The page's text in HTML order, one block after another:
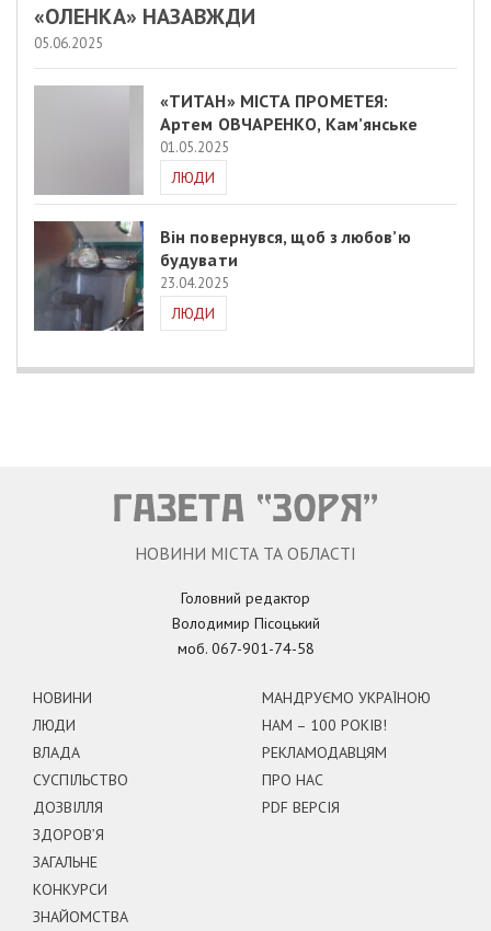
«ОЛЕНКА» НАЗАВЖДИ
05.06.2025
«ТИТАН» МІСТА ПРОМЕТЕЯ:
Артем ОВЧАРЕНКО, Кам’янське
01.05.2025
ЛЮДИ
Він повернувся, щоб з любов’ю
будувати
23.04.2025
ЛЮДИ
НОВИНИ МІСТА ТА ОБЛАСТІ
Головний редактор
Володимир Пісоцький
моб. 067-901-74-58
НОВИНИ
ЛЮДИ
ВЛАДА
СУСПІЛЬСТВО
ДОЗВІЛЛЯ
ЗДОРОВ’Я
ЗАГАЛЬНЕ
КОНКУРСИ
ЗНАЙОМСТВА
МАНДРУЄМО УКРАЇНОЮ
НАМ – 100 РОКІВ!
РЕКЛАМОДАВЦЯМ
ПРО НАС
PDF ВЕРСІЯ